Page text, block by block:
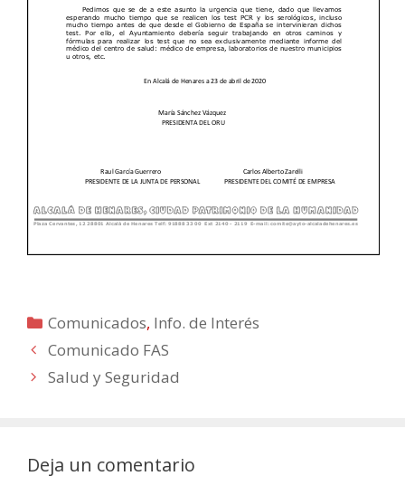
Categorías
Comunicados, Info. de Interés
Comunicado FAS
Salud y Seguridad
Deja un comentario